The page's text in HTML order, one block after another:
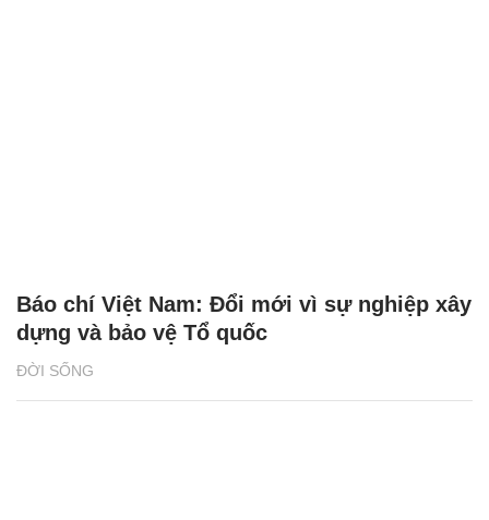
ĐỜI SỐNG
Báo chí Việt Nam: Đổi mới vì sự nghiệp xây
dựng và bảo vệ Tổ quốc